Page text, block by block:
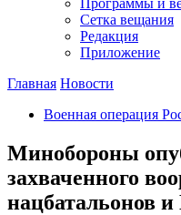
Программы и
Сетка вещания
Редакция
Приложение
Главная Новости
Военная операция
Минобороны
захваченного
нацбатальонов